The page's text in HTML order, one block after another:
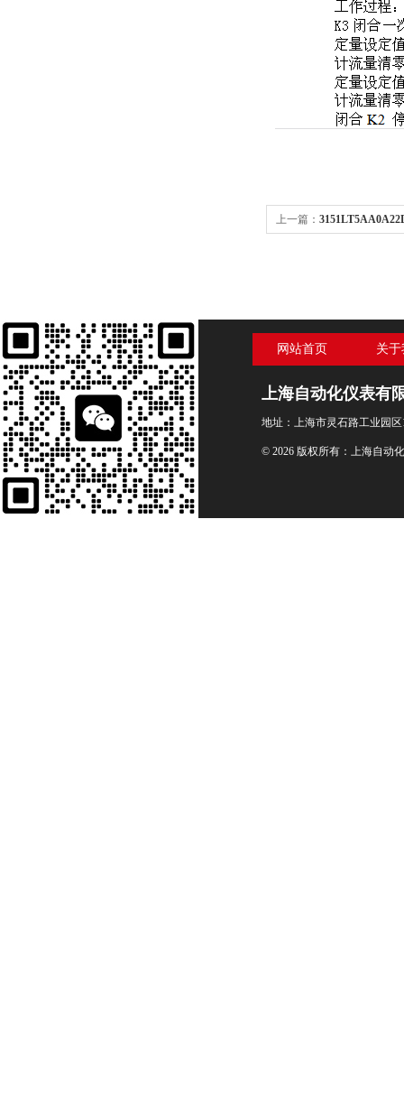
上一篇：
网站首页 关
上海自动化仪表有
地址：上海市灵石路工业园区
© 2026 版权所有：上海自动